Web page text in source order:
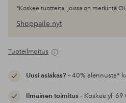
*Koskee tuotteita, joissa on merkintä
Shoppaile nyt
Tuoteilmoitus
Uusi asiakas?– 40% alennusta*
Ilmainen toimitus– Koskee yli